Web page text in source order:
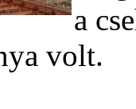
a
volt.